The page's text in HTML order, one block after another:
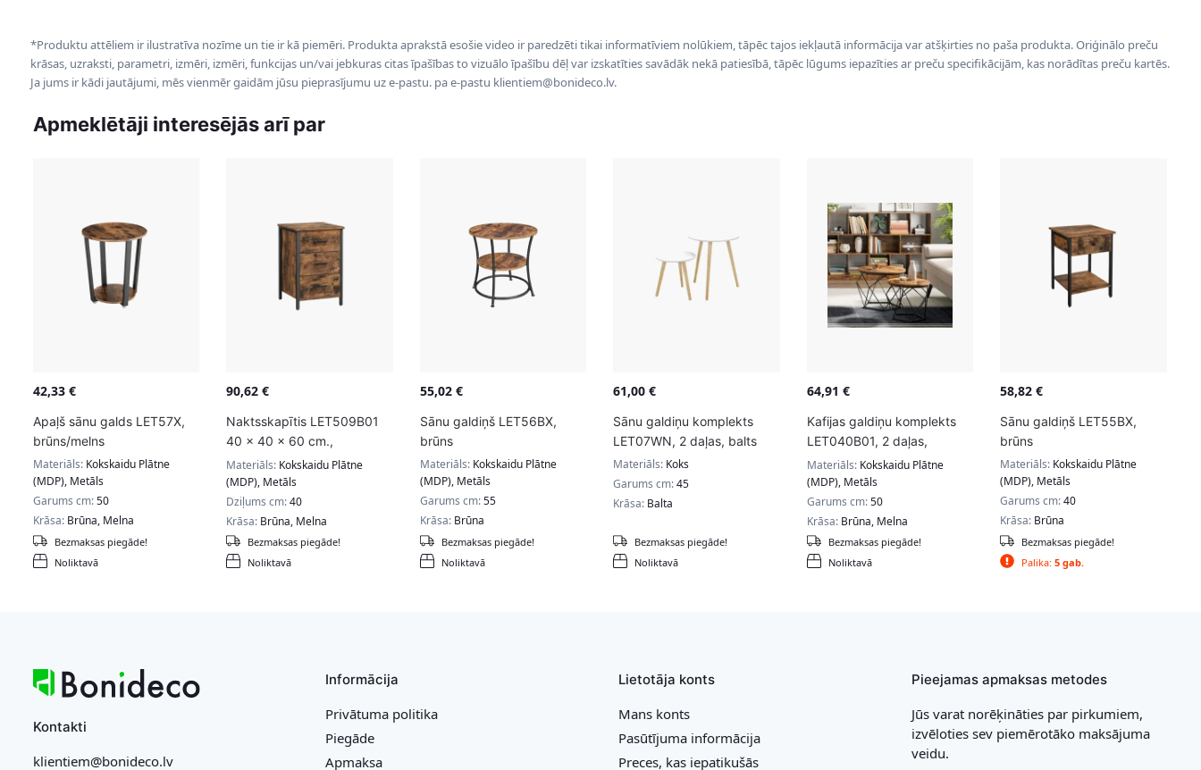
*Produktu attēliem ir ilustratīva nozīme un tie ir kā piemēri. Produkta aprakstā esošie video ir paredzēti tikai informatīviem nolūkiem, tāpēc tajos iekļautā informācija var atšķirties no paša produkta. Oriģinālo preču
krāsas, uzraksti, parametri, izmēri, izmēri, funkcijas un/vai jebkuras citas īpašības to vizuālo īpašību dēļ var izskatīties savādāk nekā patiesībā, tāpēc lūgums iepazīties ar preču specifikācijām, kas norādītas preču kartēs.
Ja jums ir kādi jautājumi, mēs vienmēr gaidām jūsu pieprasījumu uz e-pastu. pa e-pastu klientiem@bonideco.lv.
Apmeklētāji interesējās arī par
42,33 €
Apaļš sānu galds LET57X,
brūns/melns
Materiāls: Kokskaidu Plātne
(MDP), Metāls
Garums cm:50
Krāsa: Brūna, Melna
Noliktavā
Bezmaksas piegāde!
90,62€
Naktsskapītis LET509B01
40 x 40 x 60 cm.,
brūns/melns
Materiāls: Kokskaidu Plātne
(MDP), Metāls
Dziļums cm:40
Krāsa: Brūna, Melna
Noliktavā
Bezmaksas piegāde!
55,02 €
Sānu galdiņš LET56BX,
brūns
Materiāls: Kokskaidu Plātne
(MDP), Metāls
Garums cm:55
Krāsa: Brūna
Noliktavā
Bezmaksas piegāde!
61,00€
Sānu galdiņu komplekts
LET07WN, 2 daļas, balts
Materiāls: Koks
Garums cm:45
Krāsa: Balta
Noliktavā
Bezmaksas piegāde!
64,91 €
Kafijas galdiņu komplekts
LET040B01, 2 daļas,
brūns/melns
Materiāls: Kokskaidu Plātne
(MDP), Metāls
Garums cm:50
Krāsa: Brūna, Melna
Noliktavā
Bezmaksas piegāde!
58,82€
Sānu galdiņš LET55BX,
brūns
Materiāls: Kokskaidu Plātne
(MDP), Metāls
Garums cm:40
Krāsa: Brūna
Palika:5 gab.
Bezmaksas piegāde!
Kontakti
klientiem@bonideco.lv
Informācija
Privātuma politika
Piegāde
Apmaksa
Lietotāja konts
Mans konts
Pasūtījuma informācija
Preces, kas iepatikušās
Pieejamas apmaksas metodes
Jūs varat norēķināties par pirkumiem,
izvēloties sev piemērotāko maksājuma
veidu.